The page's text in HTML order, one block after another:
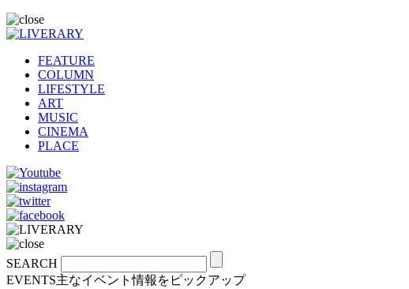
FEATURE
COLUMN
LIFESTYLE
ART
MUSIC
CINEMA
PLACE
SEARCH
EVENTS主なイベント情報をピックアップ